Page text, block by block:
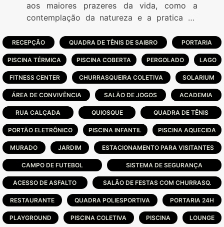
aos maiores prazeres da vida, como a
contemplação da natureza e a pratica de
RECEPÇÃO QUADRA DE TÊNIS DE SAIBRO PORTARIA
PISCINA TÉRMICA PISCINA COBERTA PERGOLADO LAGO
FITNESS CENTER CHURRASQUEIRA COLETIVA SOLARIUM
ÁREA DE CONVIVÊNCIA SALÃO DE JOGOS ACADEMIA
RUA CALÇADA QUIOSQUE QUADRA DE TÊNIS
PORTÃO ELETRÔNICO PISCINA INFANTIL PISCINA AQUECIDA
MURADO JARDIM ESTACIONAMENTO PARA VISITANTES
CAMPO DE FUTEBOL SISTEMA DE SEGURANÇA
ACESSO DE ASFALTO SALÃO DE FESTAS COM CHURRASQ.
RESTAURANTE QUADRA POLIESPORTIVA PORTARIA 24H
PLAYGROUND PISCINA COLETIVA PISCINA LOUNGE